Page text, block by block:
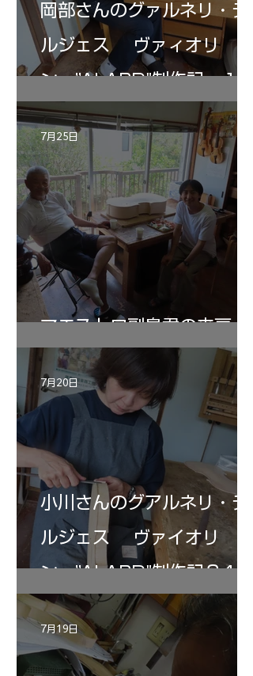
岡部さんのグァルネリ・デ
ルジェス ヴァィオリ
ン ”ALARD"制作記 １2
マエストロ副島君の来房
7月25日
小川さんのグアルネリ・デ
ルジェス ヴァイオリ
ン ”ALARD"制作記３4
7月20日
7月19日